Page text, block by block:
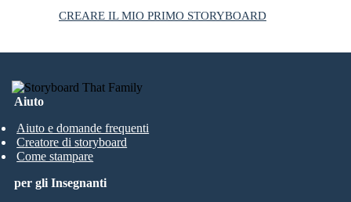
CREARE IL MIO PRIMO STORYBOARD
Aiuto
Aiuto e domande frequenti
Creatore di storyboard
Come stampare
per gli Insegnanti